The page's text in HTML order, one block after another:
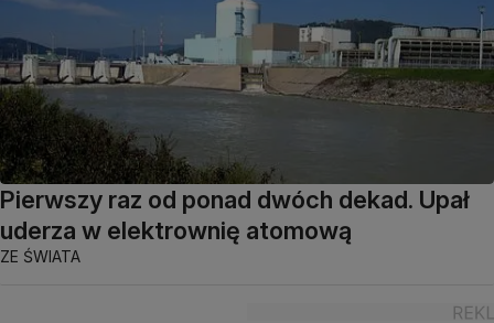
Pierwszy raz od ponad dwóch dekad. Upał
uderza w elektrownię atomową
ZE ŚWIATA